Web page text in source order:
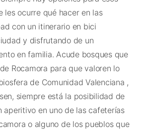
les ocurre qué hacer en las
con un itinerario en bici
y disfrutando de un
en familia. Acude bosques que
Rocamora para que valoren lo
de Comunidad Valenciana ,
siempre está la posibilidad de
aperitivo en uno de las cafeterías
o alguno de los pueblos que